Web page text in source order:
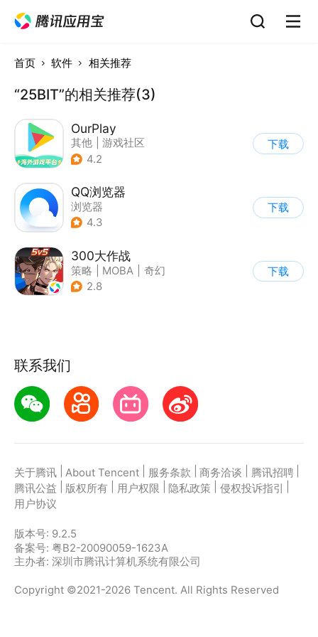
首页 软件 相关推荐
“25BIT”的相关推荐(3)
OurPlay
其他
游戏社区
4.2
下载
QQ浏览器
浏览器
4.3
下载
300大作战
策略 MOBA
奇幻
| 5v5
2.8
下载
联系我们
关于腾讯 About Tencent 服务条款 商务洽谈 腾讯招聘
腾讯公益
版权所有 用户权限 隐私政策 侵权投诉指引
用户协议
版本号: 9.2.5
备案号: 粤B2-20090059-1623A
主办者: 深圳市腾讯计算机系统有限公司
Copyright ©2021-2026 Tencent. All Rights Reserved